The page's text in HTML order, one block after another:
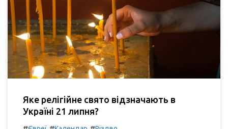
Яке релігійне свято відзначають в
Україні 21 липня?